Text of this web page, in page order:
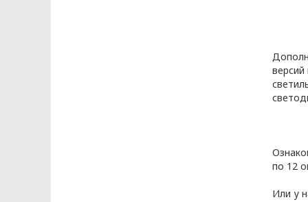
по 12
Или у
Правовое
в сфере обработки
Конституция Республики Беларусь;
Закон Республики Беларусь от
данных» (далее - Закон о защите